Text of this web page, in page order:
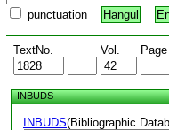
punctuation Hangul
TextNo. Vol. Page
INBUDS
INBUDS(Bibliographic